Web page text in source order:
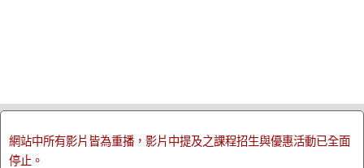
網站中所有影片皆為重播，影片中提及之課程招生與優惠活動已全面
停止。